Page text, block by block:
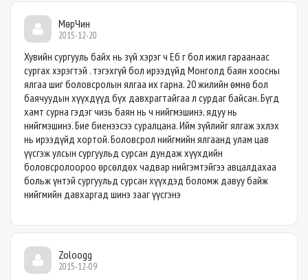
МөрЧин
2015-12-20
Хувийн сургууль байх нь зүй хэрэг ч Еб г бол ижил гараанаас
сургах хэрэгтэй . тэгэхгүй бол ирээдүйд Монголд баян хоосны
ялгаа шиг боловсролын ялгаа их гарна. 20 жилийн өмнө бол
баячуудын хүүхдүүд бүх давхрагтайгаа л сурдаг байсан. Бүгд
хамт сурна гэдэг чиэь баян нь ч нийгмэшинэ, ядуу нь
нийгмэшинэ. Бие биенээсээ суралцана. Ийм зүйлийг ялгаж эхлэх
нь ирээдүйд хортой. Боловсрол нийгмийн ялгаанд улам цав
үүсгэж улсын сургуульд сурсан дундаж хүүхдийн
боловсролоороо өрсөлдөх чадвар нийгэмтэйгээ авцалдахаа
больж үнтэй сургуульд сурсан хүүхдэд боломж давуу байж
нийгмийн давхаргад шинэ зааг үүсгэнэ
Zoloogg
2015-12-09